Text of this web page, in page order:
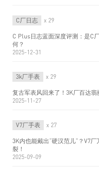
C厂日志 x 29
C Plus日志蓝面深度评测：是C
何？
2025-12-31
3k厂手表 x 29
复古军表风回来了！3K厂百达
2025-11-27
V7厂手表 x 27
3K内也能戴出“硬汉范儿”？V7
裂！
2025-09-09